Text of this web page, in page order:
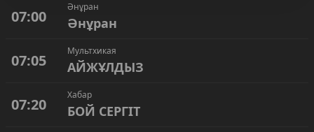
07:00
Әнұран
Әнұран
07:05
Мультхикая
АЙЖҰЛДЫЗ
07:20
Хабар
БОЙ СЕРГІТ